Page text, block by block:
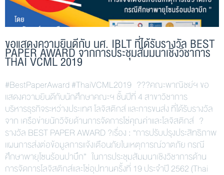
ขอแสดงความยินดีกับ นศ. IBLT ที่ได้รับรางวัล BEST
PAPER AWARD จากการประชุมสัมมนาเชิงวิชาการ
THAI VCML 2019
#BestPaperAward #ThaiVCML2019 ???คณะพาณิชย์ฯ ขอ
แสดงความยินดีกับนักศึกษาคณะฯ ชั้นปีที่ 4 สาขาวิชาการ
บริหารธุรกิจระหว่างประเทศ โลจิสติกส์ และการขนส่ง ที่ได้รับรางวัล
จาก เครือข่ายนักวิจัยด้านการจัดการโซ่คุณค่าและโลจิสติกส์ ?
รางวัล BEST PAPER AWARD ?เรื่อง : “การปรับปรุงประสิทธิภาพ
แผนการส่งต่อข้อมูลการแจ้งเตือนภัยในเหตุการณ์วาตภัย กรณี
ศึกษาพายุโซนร้อนปาบึก” ในการประชุมสัมมนาเชิงวิชาการด้าน
การจัดการโลจิสติกส์และโซ่อุปทานครั้งที่ 19 ประจำปี 2562 (Thai